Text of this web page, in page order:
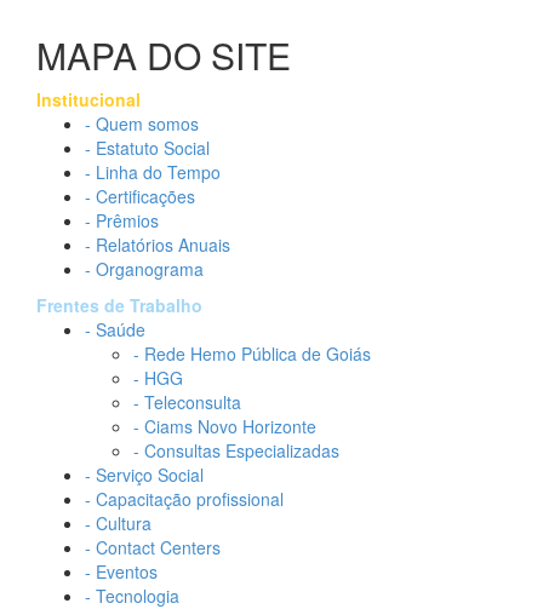
MAPA DO SITE
Institucional
- Quem somos
- Estatuto Social
- Linha do Tempo
- Certificações
- Prêmios
- Relatórios Anuais
- Organograma
Frentes de Trabalho
- Saúde
- Rede Hemo Pública de Goiás
- HGG
- Teleconsulta
- Ciams Novo Horizonte
- Consultas Especializadas
- Serviço Social
- Capacitação profissional
- Cultura
- Contact Centers
- Eventos
- Tecnologia